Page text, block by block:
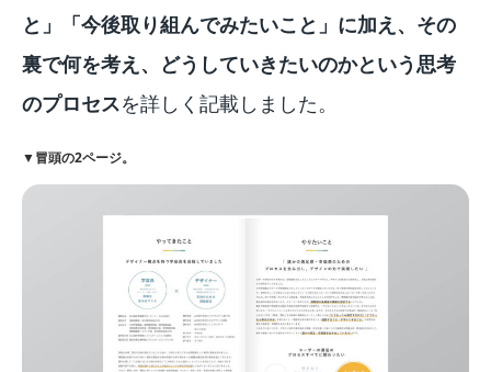
と」「今後取り組んでみたいこと」に加え、その
裏で何を考え、どうしていきたいのかという思考
のプロセスを詳しく記載しました。
▼冒頭の2ページ。